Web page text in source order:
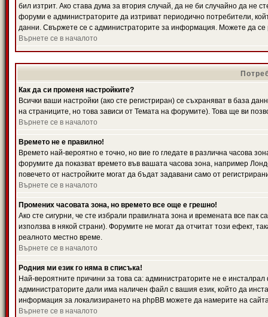
бил изтрит. Ако става дума за втория случай, да не би случайно да
форуми е администраторите да изтриват периодично потребители,
данни. Свържете се с администраторите за информация. Можете да се
Върнете се в началото
Как да си променя настройките?
Всички ваши настройки (ако сте регистриран) се съхраняват в база
на страниците, но това зависи от Темата на форумите). Това ще ви
Върнете се в началото
Времето не е правилно!
Времето най-вероятно е точно, но вие го гледате в различна часова
форумите да показват времето във вашата часова зона, например
повечето от настройките могат да бъдат задавани само от
Върнете се в началото
Промених часовата зона, но времето все още е грешно!
Ако сте сигурни, че сте избрали правилната зона и времената все
използва в някой страни). Форумите не могат да отчитат този ефект,
реалното местно време.
Върнете се в началото
Родния ми език го няма в списъка!
Най-вероятните причини за това са: администраторите не е
администраторите дали има наличен файл с вашия език, който да
информация за локализирането на phpBB можете да намерите на
Върнете се в началото